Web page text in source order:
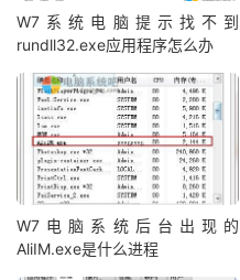
W7系统电脑提示找不到
rundll32.exe应用程序怎么办
W7电脑系统后台出现的
AliIM.exe是什么进程